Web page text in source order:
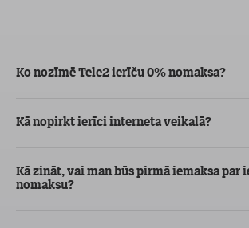
Ko nozīmē Tele2 ierīču 0% nomaksa?
Kā nopirkt ierīci interneta veikalā?
Kā zināt, vai man būs pirmā iemaksa par
nomaksu?